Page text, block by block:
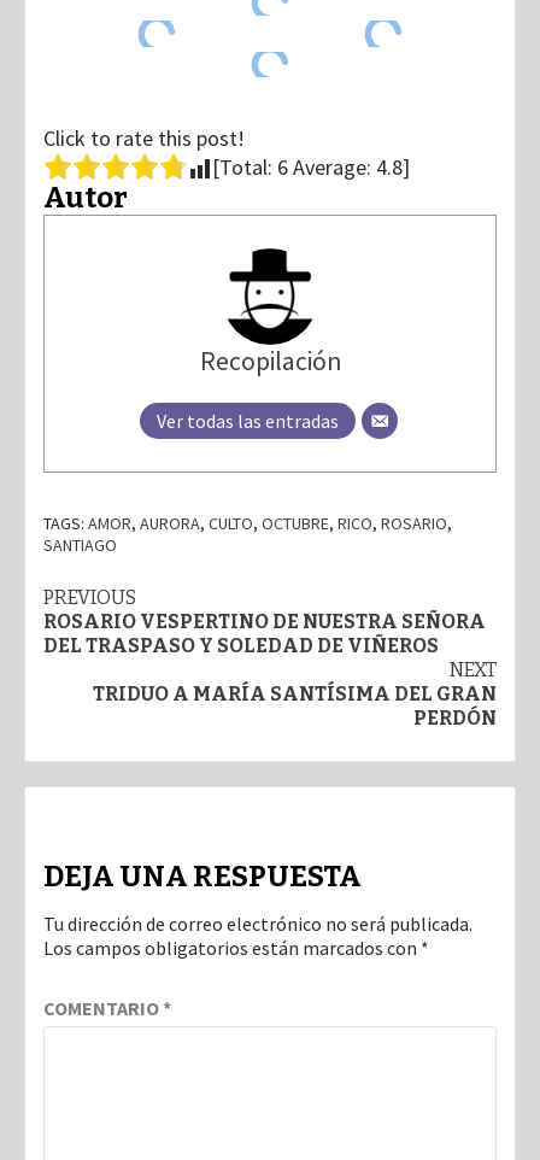
Click to rate this post!
[Total: 6Average: 4.8]
Autor
Recopilación
Ver todas las entradas
TAGS: AMOR, AURORA, CULTO, OCTUBRE, RICO, ROSARIO,
SANTIAGO
Post
navigation
PREVIOUS
ROSARIO VESPERTINO DE NUESTRA SEÑORA
DEL TRASPASO Y SOLEDAD DE VIÑEROS
NEXT
TRIDUO A MARÍA SANTÍSIMA DEL GRAN
PERDÓN
DEJA UNA RESPUESTA
Tu dirección de correo electrónico no será publicada.
Los campos obligatorios están marcados con *
COMENTARIO*